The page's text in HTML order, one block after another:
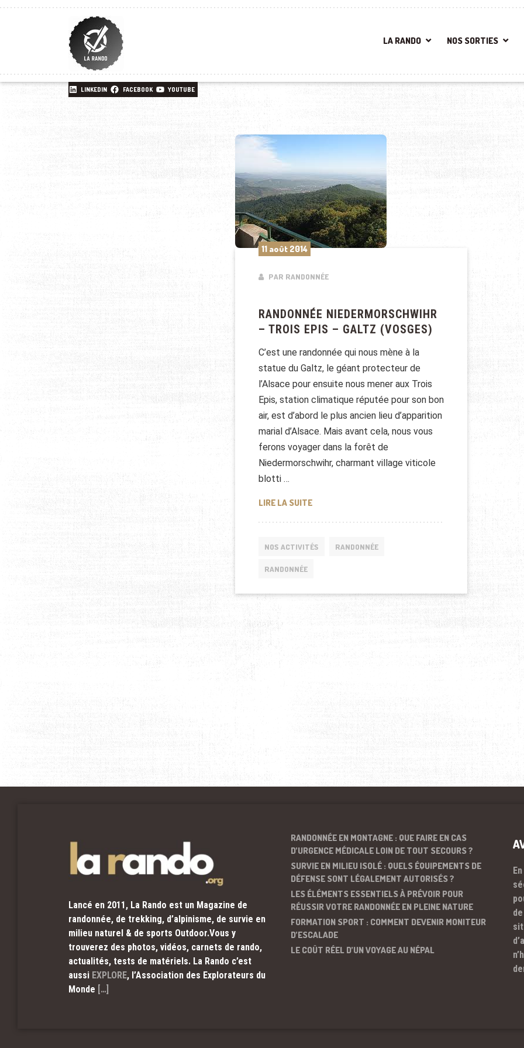
LA RANDO NOS SORTIES
LINKEDIN FACEBOOK YOUTUBE
11 août 2014
PAR RANDONNÉE
RANDONNÉE NIEDERMORSCHWIHR
– TROIS EPIS – GALTZ (VOSGES)
C’est une randonnée qui nous mène à la
statue du Galtz, le géant protecteur de
l’Alsace pour ensuite nous mener aux Trois
Epis, station climatique réputée pour son bon
air, est d’abord le plus ancien lieu d’apparition
marial d’Alsace. Mais avant cela, nous vous
ferons voyager dans la forêt de
Niedermorschwihr, charmant village viticole
blotti …
LIRE LA SUITERANDONNÉE NIEDERMORSCHWIHR – TROIS EPIS –
NOS ACTIVITÉS RANDONNÉE
RANDONNÉE
Lancé en 2011, La Rando est un Magazine de
randonnée, de trekking, d’alpinisme, de survie en
milieu naturel & de sports Outdoor.Vous y
trouverez des photos, vidéos, carnets de rando,
actualités, tests de matériels. La Rando c’est
aussi EXPLORE, l’Association des Explorateurs du
Monde […]
RANDONNÉE EN MONTAGNE : QUE FAIRE EN CAS
D’URGENCE MÉDICALE LOIN DE TOUT SECOURS ?
SURVIE EN MILIEU ISOLÉ : QUELS ÉQUIPEMENTS DE
DÉFENSE SONT LÉGALEMENT AUTORISÉS ?
LES ÉLÉMENTS ESSENTIELS À PRÉVOIR POUR
RÉUSSIR VOTRE RANDONNÉE EN PLEINE NATURE
FORMATION SPORT : COMMENT DEVENIR MONITEUR
D’ESCALADE
LE COÛT RÉEL D’UN VOYAGE AU NÉPAL